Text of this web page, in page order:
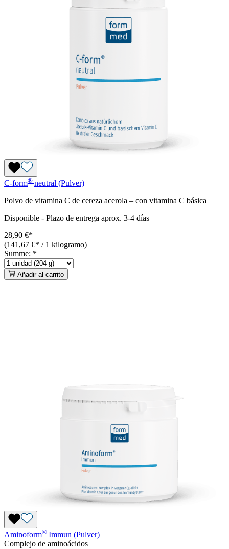
C-form® neutral (Pulver)
Polvo de vitamina C de cereza acerola – con vitamina C básica
Disponible - Plazo de entrega aprox. 3-4 días
28,90 €*
(141,67 €* / 1 kilogramo)
Summe: *
Añadir al carrito
Aminoform® Immun (Pulver)
Complejo de aminoácidos